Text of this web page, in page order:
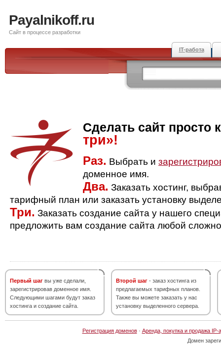
Payalnikoff.ru
Сайт в процессе разработки
IT-работа
Сделать сайт просто
три»!
Раз. Выбрать и
доменное имя.
Два. Заказать хостинг,
тарифный план или заказать установку
Три. Заказать создание сайта у нашего
предложить вам создание сайта любой
Первый шаг вы уже сделали,
зарегистрировав доменное имя.
Следующими шагами будут заказ
хостинга и создание сайта.
Второй шаг - заказ хостинга из
предлагаемых тарифных планов.
Также вы можете заказать у нас
установку выделенного сервера.
Регистрация доменов· Аренда, покупка и продажа IP-
Домен